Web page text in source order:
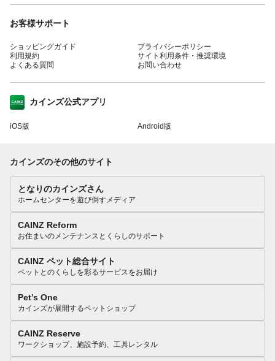
お客様サポート
ショッピングガイド
利用規約
よくある質問
プライバシーポリシー
サイト利用条件・推奨環境
お問い合わせ
カインズ公式アプリ
iOS版 Android版
カインズのその他のサイト
となりのカインズさん
ホームセンターを遊び倒すメディア
CAINZ Reform
お住まいのメンテナンスとくらしのサポート
CAINZ ペット総合サイト
ペットとのくらしを彩るサービスをお届け
Pet’s One
カインズが展開するペットショップ
CAINZ Reserve
ワークショップ、施設予約、工具レンタル